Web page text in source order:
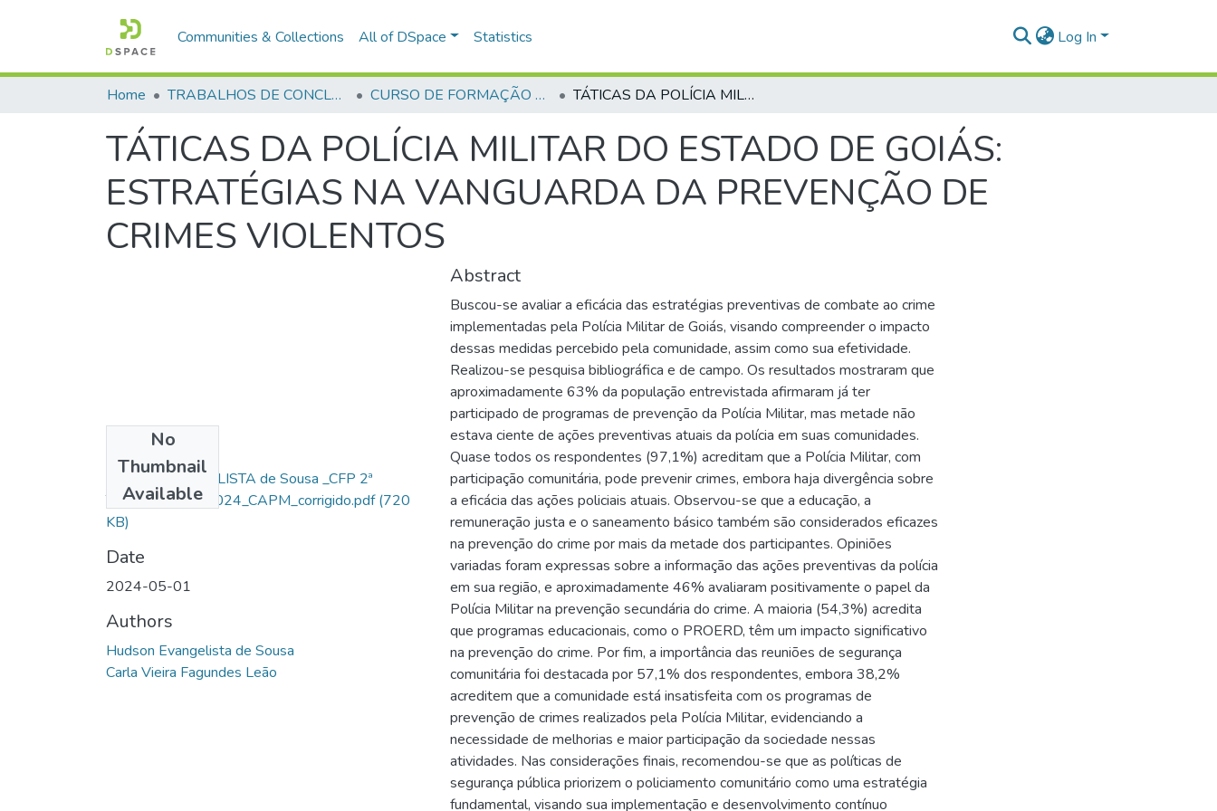
Communities & Collections All of DSpace Statistics Log In
Home TRABALHOS DE CONCLUSÃO DE CURSO - CFP (CURSO DE FORMAÇÃO DE PRAÇAS) CURSO DE FORMAÇÃO DE PRAÇAS - CFP - 2024 TÁTICAS DA POLÍCIA MILITAR DO ESTADO DE GOIÁS: ESTRATÉGIAS NA VANGUARDA DA PREVENÇÃO DE CRIMES VIOLENTOS
TÁTICAS DA POLÍCIA MILITAR DO ESTADO DE GOIÁS:
ESTRATÉGIAS NA VANGUARDA DA PREVENÇÃO DE
CRIMES VIOLENTOS
No
Thumbnail
Available
Hudson EVANGELISTA de Sousa _CFP 2ª
TURMA 2023_2024_CAPM_corrigido.pdf(720
KB)
Date
2024-05-01
Authors
Hudson Evangelista de Sousa
Carla Vieira Fagundes Leão
Abstract
Buscou-se avaliar a eficácia das estratégias preventivas de combate ao crime
implementadas pela Polícia Militar de Goiás, visando compreender o impacto
dessas medidas percebido pela comunidade, assim como sua efetividade.
Realizou-se pesquisa bibliográfica e de campo. Os resultados mostraram que
aproximadamente 63% da população entrevistada afirmaram já ter
participado de programas de prevenção da Polícia Militar, mas metade não
estava ciente de ações preventivas atuais da polícia em suas comunidades.
Quase todos os respondentes (97,1%) acreditam que a Polícia Militar, com
participação comunitária, pode prevenir crimes, embora haja divergência sobre
a eficácia das ações policiais atuais. Observou-se que a educação, a
remuneração justa e o saneamento básico também são considerados eficazes
na prevenção do crime por mais da metade dos participantes. Opiniões
variadas foram expressas sobre a informação das ações preventivas da polícia
em sua região, e aproximadamente 46% avaliaram positivamente o papel da
Polícia Militar na prevenção secundária do crime. A maioria (54,3%) acredita
que programas educacionais, como o PROERD, têm um impacto significativo
na prevenção do crime. Por fim, a importância das reuniões de segurança
comunitária foi destacada por 57,1% dos respondentes, embora 38,2%
acreditem que a comunidade está insatisfeita com os programas de
prevenção de crimes realizados pela Polícia Militar, evidenciando a
necessidade de melhorias e maior participação da sociedade nessas
atividades. Nas considerações finais, recomendou-se que as políticas de
segurança pública priorizem o policiamento comunitário como uma estratégia
fundamental, visando sua implementação e desenvolvimento contínuo